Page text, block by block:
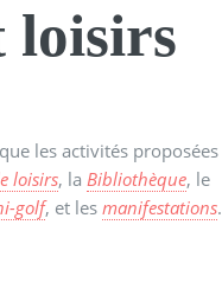
loisirs
les activités proposées
loisirs, la Bibliothèque, le
golf, et lesmanifestations.